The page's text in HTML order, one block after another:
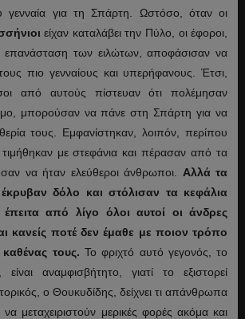
γενναία για τη Σπάρτη. Ωστόσο, όταν οι
είχαν καταλάβει την Πύλο, οι έφοροι,
επανάσταση των ειλώτων, αποφάσισαν να
πιο γενναίους και υπερήφανους. Έτσι,
από αυτούς πίστευαν ότι πολέμησαν
μπορούσαν να πάνε στη Σπάρτη για να
τους. Εμφανίστηκαν, λοιπόν, περίπου
με στεφάνια και πέρασαν από τα
να ήταν ελεύθεροι άνθρωποι. Αλλά τα
έκρυβαν δόλο και στόλισαν τα κεφάλια
από λίγο όλοι αυτοί οι άνδρες
κανείς ποτέ δεν έμαθε με ποιον τρόπο
τους. Το φριχτό αυτό γεγονός, το
αναμφισβήτητο, γιατί το εξιστορεί
ο Θουκυδίδης, δείχνει τι απάνθρωπα
μεταχειριστούν μερικές φορές ακόμα και